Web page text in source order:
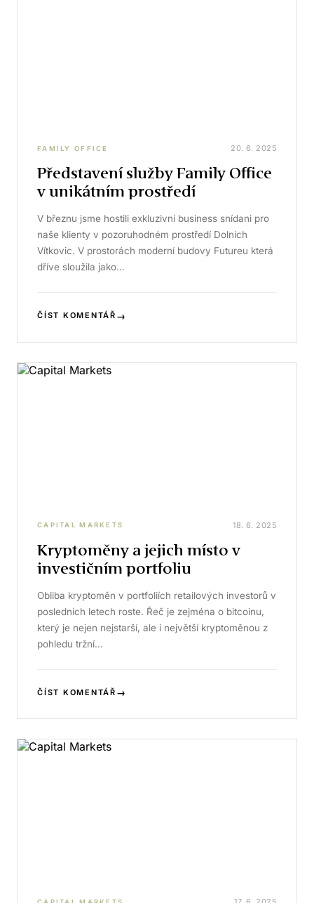
FAMILY OFFICE 20. 6. 2025
Představení služby Family Office
v unikátním prostředí
V březnu jsme hostili exkluzivní business snídani pro
naše klienty v pozoruhodném prostředí Dolních
Vítkovic. V prostorách moderní budovy Futureu která
dříve sloužila jako…
ČÍST KOMENTÁŘ →
CAPITAL MARKETS 18. 6. 2025
Kryptoměny a jejich místo v
investičním portfoliu
Obliba kryptoměn v portfoliích retailových investorů v
posledních letech roste. Řeč je zejména o bitcoinu,
který je nejen nejstarší, ale i největší kryptoměnou z
pohledu tržní…
ČÍST KOMENTÁŘ →